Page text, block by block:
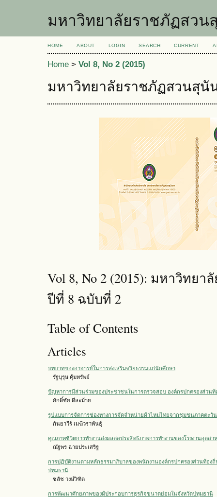
มหาวิทยาลัยราชภัฏสวน
HOME ABOUT LOGIN SEARCH CURRENT
Home > Vol 8, No 2 (2015)
มหาวิทยาลัยราชภัฏสวนสุนั
Vol 8, No 2 (2015): มหาวิทย
ปีที่ 8 ฉบับที่ 2
Table of Contents
Articles
บทบาทของอาจารย์ในการส่งเสริมจริยธรรมแก่นักศึกษา
รัฐบุรุษ คุ้มทรัพย์
ปัญหาการมีส่วนร่วมของประชาชนในการตรวจสอบ องค์กรปกครองส่วน
ศักดิ์ชัย ดีละม้าย
รูปแบบการจัดการช่องทางการจัดจำหน่ายผ้าไหมไทยจากชุมชนภาคตะวั
กันยาวีร์ เมฆีวราพันธุ์
คุณภาพชีวิตการทำงานส่งผลต่อประสิทธิภาพการทำงานของโรงงานอุตสา
ณัฐพร ฉายประเสริฐ
การปฏิบัติงานตามหลักธรรมาภิบาลของพนักงานองค์กรปกครองส่วนท้องถิ่
ปทุมธานี
ชลัช วงษ์วิฑิต
การพัฒนาศักยภาพของผู้ประกอบการธุรกิจขนาดย่อมในจังหวัดปทุมธานี